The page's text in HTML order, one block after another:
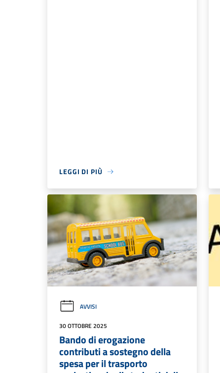
LEGGI DI PIÙ
AVVISI
30 OTTOBRE 2025
Bando di erogazione
contributi a sostegno della
spesa per il trasporto